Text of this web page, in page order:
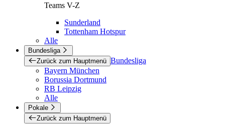
Teams V-Z
Sunderland
Tottenham Hotspur
Alle
Bundesliga
Zurück zum Hauptmenü Bundesliga
Bayern München
Borussia Dortmund
RB Leipzig
Alle
Pokale
Zurück zum Hauptmenü